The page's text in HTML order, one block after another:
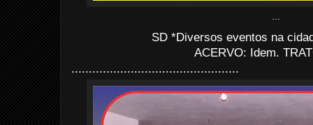
...
SD *Diversos eventos na
ACERVO: Idem.
................................................